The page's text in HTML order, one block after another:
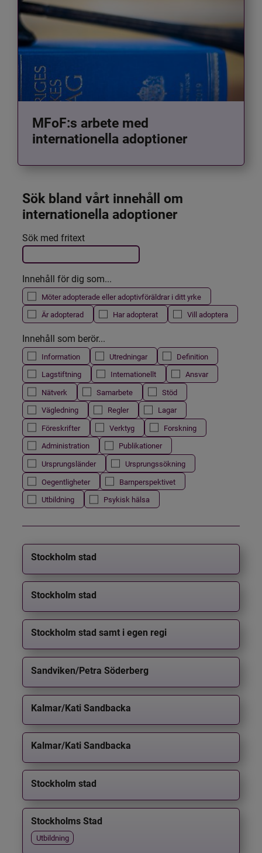
MFoF:s arbete med
internationella adoptioner
Sök bland vårt innehåll om
internationella adoptioner
Filtrera resultatet
Det här formuläret postas automatiskt
Sök med fritext
Innehåll för dig som...
Möter adopterade eller adoptivföräldrar i ditt yrke
Är adopterad
Har adopterat Vill adoptera
Innehåll som berör...
Information Utredningar
Definition
Lagstiftning
Internationellt
Ansvar
Nätverk
Samarbete
Stöd
Vägledning
Regler
Lagar
Föreskrifter
Verktyg
Forskning
Administration
Publikationer
Ursprungsländer
Ursprungssökning
Oegentligheter
Barnperspektivet
Utbildning
Psykisk hälsa
Stockholm stad
Stockholm stad
Stockholm stad samt i egen regi
Sandviken/Petra Söderberg
Kalmar/Kati Sandbacka
Kalmar/Kati Sandbacka
Stockholm stad
Stockholms Stad
Utbildning